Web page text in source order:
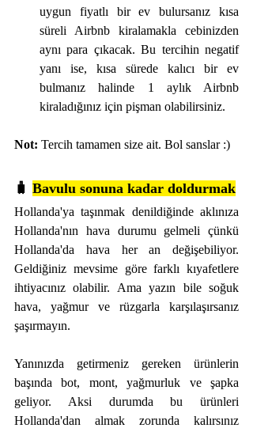
uygun fiyatlı bir ev bulursanız kısa
süreli Airbnb kiralamakla cebinizden
aynı para çıkacak. Bu tercihin negatif
yanı ise, kısa sürede kalıcı bir ev
bulmanız halinde 1 aylık Airbnb
kiraladığınız için pişman olabilirsiniz.
Not: Tercih tamamen size ait. Bol sanslar :)
🧳 Bavulu sonuna kadar doldurmak
Hollanda'ya taşınmak denildiğinde aklınıza
Hollanda'nın hava durumu gelmeli çünkü
Hollanda'da hava her an değişebiliyor.
Geldiğiniz mevsime göre farklı kıyafetlere
ihtiyacınız olabilir. Ama yazın bile soğuk
hava, yağmur ve rüzgarla karşılaşırsanız
şaşırmayın.
Yanınızda getirmeniz gereken ürünlerin
başında bot, mont, yağmurluk ve şapka
geliyor. Aksi durumda bu ürünleri
Hollanda'dan almak zorunda kalırsınız